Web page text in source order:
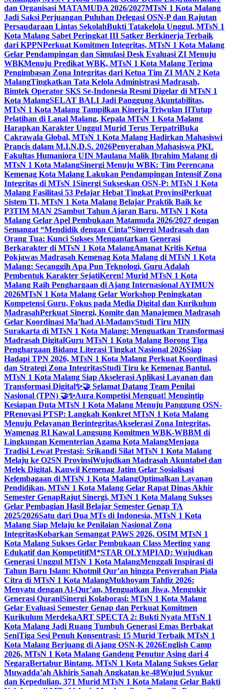
dan Organisasi MATAMUDA 2026/2027MTsN 1 Kota Malang
Jadi Saksi Perjuangan Puluhan Delegasi OSN-P dan Rajutan
Persaudaraan Lintas SekolahBukti Tatakelola Unggul, MTsN 1
Kota Malang Sabet Peringkat III Satker Berkinerja Terbaik
dari KPPNPerkuat Komitmen Integritas, MTsN 1 Kota Malang
Gelar Pendampingan dan Simulasi Desk Evaluasi ZI Menuju
WBKMenuju Predikat WBK, MTsN 1 Kota Malang Terima
Pengimbasan Zona Integritas dari Ketua Tim ZI MAN 2 Kota
MalangTingkatkan Tata Kelola Administrasi Madrasah,
Bimtek Operator SKS Se-Indonesia Resmi Digelar di MTsN 1
Kota MalangSELAT BALI Jadi Panggung Akuntabilitas,
MTsN 1 Kota Malang Tampilkan Kinerja Triwulan IITutup
Pelatihan di Lanal Malang, Kepala MTsN 1 Kota Malang
Harapkan Karakter Unggul Murid Terus TerpatriBuka
Cakrawala Global, MTsN 1 Kota Malang Hadirkan Mahasiswi
Prancis dalam M.I.N.D.S. 2026Penyerahan Mahasiswa PKL
Fakultas Humaniora UIN Maulana Malik Ibrahim Malang di
MTsN 1 Kota MalangSinergi Menuju WBK: Tim Perencana
Kemenag Kota Malang Lakukan Pendampingan Intensif Zona
Integritas di MTsN 1Sinergi Sukseskan OSN-P: MTsN 1 Kota
Malang Fasilitasi 53 Pelajar Hebat Tingkat ProvinsiPerkuat
Sistem TI, MTsN 1 Kota Malang Belajar Praktik Baik ke
P3TIM MAN 2Sambut Tahun Ajaran Baru, MTsN 1 Kota
Malang Gelar Apel Pembukaan Matamuda 2026/2027 dengan
Semangat “Mendidik dengan Cinta”Sinergi Madrasah dan
Orang Tua: Kunci Sukses Mengantarkan Generasi
Berkarakter di MTsN 1 Kota MalangAmanat Kritis Ketua
Pokjawas Madrasah Kemenag Kota Malang di MTsN 1 Kota
Malang: Secanggih Apa Pun Teknologi, Guru Adalah
Pembentuk Karakter SejatiKeren! Murid MTsN 1 Kota
Malang Raih Penghargaan di Ajang Internasional AYIMUN
2026MTsN 1 Kota Malang Gelar Workshop Peningkatan
Kompetensi Guru, Fokus pada Media Digital dan Kurikulum
MadrasahPerkuat Sinergi, Komite dan Manajemen Madrasah
Gelar Koordinasi Ma’had Al-MadanyStudi Tiru MIN
Surakarta di MTsN 1 Kota Malang: Menguatkan Transformasi
Madrasah DigitalGuru MTsN 1 Kota Malang Borong Tiga
Penghargaan Bidang Literasi Tingkat Nasional 2026Siap
Hadapi TPN 2026, MTsN 1 Kota Malang Perkuat Koordinasi
dan Strategi Zona IntegritasStudi Tiru ke Kemenag Bantul,
MTsN 1 Kota Malang Siap Akselerasi Aplikasi Layanan dan
Transformasi Digital✨🤝 Selamat Datang Team Penilai
Nasional (TPN) 🤝✨Aura Kompetisi Menguat! Mengintip
Kesiapan Duta MTsN 1 Kota Malang Menuju Panggung OSN-
PRenovasi PTSP: Langkah Konkret MTsN 1 Kota Malang
Menuju Pelayanan BerintegritasAkselerasi Zona Integritas,
Wamenag RI Kawal Langsung Komitmen WBK-WBBM di
Lingkungan Kementerian Agama Kota MalangMenjaga
Tradisi Lewat Prestasi: Srikandi Silat MTsN 1 Kota Malang
Melaju ke O2SN ProvinsiWujudkan Madrasah Akuntabel dan
Melek Digital, Kanwil Kemenag Jatim Gelar Sosialisasi
Kelembagaan di MTsN 1 Kota MalangOptimalkan Layanan
Pendidikan, MTsN 1 Kota Malang Gelar Rapat Dinas Akhir
Semester GenapRajut Sinergi, MTsN 1 Kota Malang Sukses
Gelar Pembagian Hasil Belajar Semester Genap TA
2025/2026Satu dari Dua MTs di Indonesia, MTsN 1 Kota
Malang Siap Melaju ke Penilaian Nasional Zona
IntegritasKobarkan Semangat PAWS 2026, OSIM MTsN 1
Kota Malang Sukses Gelar Pembukaan Class Meeting yang
Edukatif dan KompetitifM*STAR OLYMPIAD: Wujudkan
Generasi Unggul MTsN 1 Kota MalangMenggali Inspirasi di
Tahun Baru Islam: Khotmil Qur’an hingga Penyerahan Piala
Citra di MTsN 1 Kota MalangMukhoyam Tahfiz 2026:
Menyatu dengan Al-Qur’an, Menguatkan Jiwa, Mengukir
Generasi QuraniSinergi Kolaborasi: MTsN 1 Kota Malang
Gelar Evaluasi Semester Genap dan Perkuat Komitmen
Kurikulum MerdekaART SPECTA 2: Bukti Nyata MTsN 1
Kota Malang Jadi Ruang Tumbuh Generasi Emas Berbakat
SeniTiga Sesi Penuh Konsentrasi: 15 Murid Terbaik MTsN 1
Kota Malang Berjuang di Ajang OSN-K 2026English Camp
2026, MTsN 1 Kota Malang Gandeng Penutur Asing dari 4
NegaraBertabur Bintang, MTsN 1 Kota Malang Sukses Gelar
Muwadda’ah Akhiris Sanah Angkatan ke-48Wujud Syukur
dan Kepedulian, 371 Murid MTsN 1 Kota Malang Gelar Bakti